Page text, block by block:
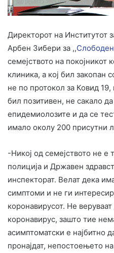
Директорот на Институтот
Арбен Зибери за ,,
семејството на покојникот
клиника, а кој бил закопан
не по протокол за Ковид
бил позитивен, не сакало
епидемиолозите и да се
имало околу 200 присутни
-Никој од семејството не
полиција и Државен
инспекторат. Велат дека
симптоми и не ги
коронавирусот. Не
коронавирус, зашто тие
асимптоматски е најбитно
пронајдат, непостоењето